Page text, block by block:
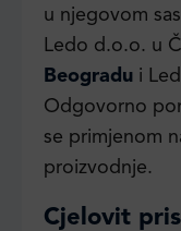
u njegovom
Ledo d.o.o. u
Beogradu i
Odgovorno
se primjenom
proizvodnje.
Cjelovit